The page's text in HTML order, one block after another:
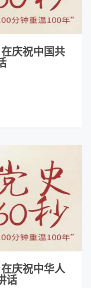
在庆祝中国共
在庆祝中华人
话